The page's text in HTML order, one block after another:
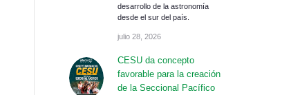
desarrollo de la astronomía
desde el sur del país.
julio 28, 2026
CESU da concepto
favorable para la creación
de la Seccional Pacífico